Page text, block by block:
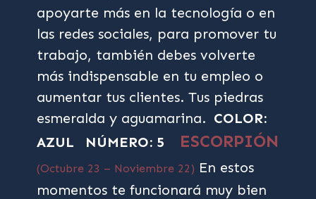
apoyarte más en la tecnología o en
las redes sociales, para promover tu
trabajo, también debes volverte
más indispensable en tu empleo o
aumentar tus clientes. Tus piedras
esmeralda y aguamarina. COLOR:
AZUL
NÚMERO: 5 ESCORPIÓN
(Octubre 23 – Noviembre 22) En estos
momentos te funcionará muy bien